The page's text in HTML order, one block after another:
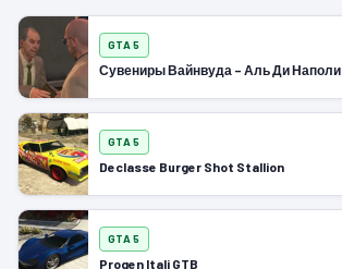
GTA 5
Сувениры Вайнвуда – Аль Ди Наполи
GTA 5
Declasse Burger Shot Stallion
GTA 5
Progen Itali GTB